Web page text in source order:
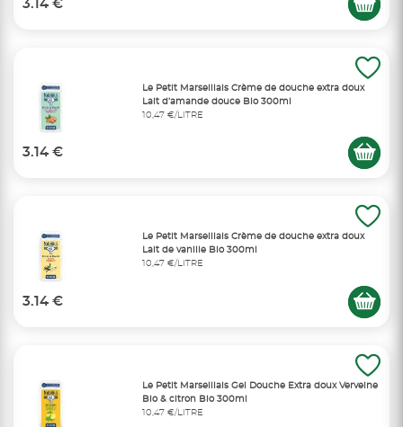
3.14 €
Le Petit Marseillais Crème de douche extra doux
Lait d’amande douce Bio 300ml
10,47 €/LITRE
3.14 €
Le Petit Marseillais Crème de douche extra doux
Lait de vanille Bio 300ml
10,47 €/LITRE
3.14 €
Le Petit Marseillais Gel Douche Extra doux Verveine
Bio & citron Bio 300ml
10,47 €/LITRE